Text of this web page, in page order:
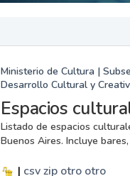
Ministerio de Cultura |
Desarrollo Cultural y
Espacios
Listado de espacios
Buenos Aires. Incluye
| csvzip otro otro